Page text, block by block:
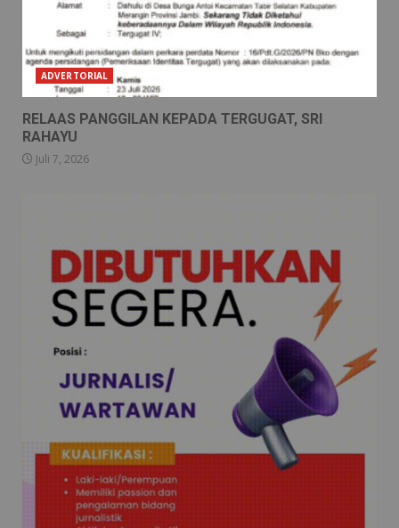
ADVERTORIAL
RELAAS PANGGILAN KEPADA TERGUGAT, SRI
RAHAYU
Juli 7, 2026